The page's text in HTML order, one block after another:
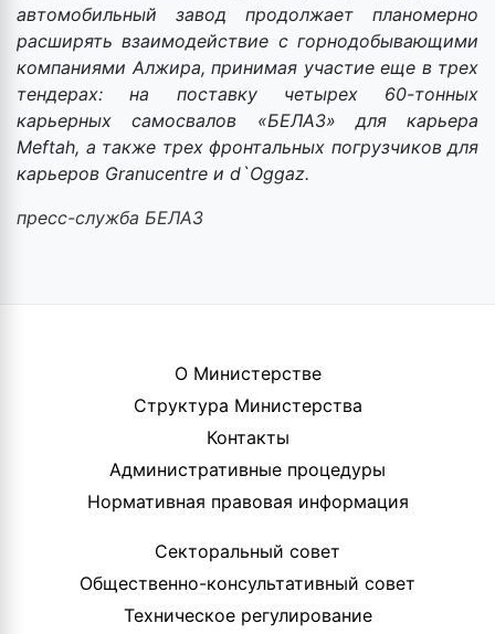
автомобильный завод продолжает планомерно
расширять взаимодействие с горнодобывающими
компаниями Алжира, принимая участие еще в трех
тендерах: на поставку четырех 60-тонных
карьерных самосвалов «БЕЛАЗ» для карьера
Meftah, а также трех фронтальных погрузчиков для
карьеров Granucentre и d`Oggaz.
пресс-служба БЕЛАЗ
О Министерстве
Структура Министерства
Контакты
Административные процедуры
Нормативная правовая информация
Секторальный совет
Общественно-консультативный совет
Техническое регулирование